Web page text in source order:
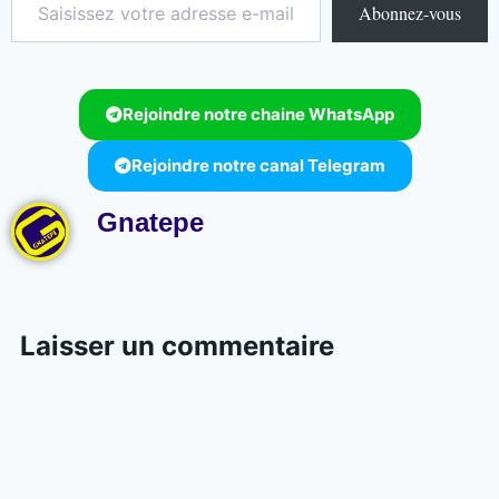
Abonnez-vous
Rejoindre notre chaine WhatsApp
Rejoindre notre canal Telegram
Gnatepe
Laisser un commentaire